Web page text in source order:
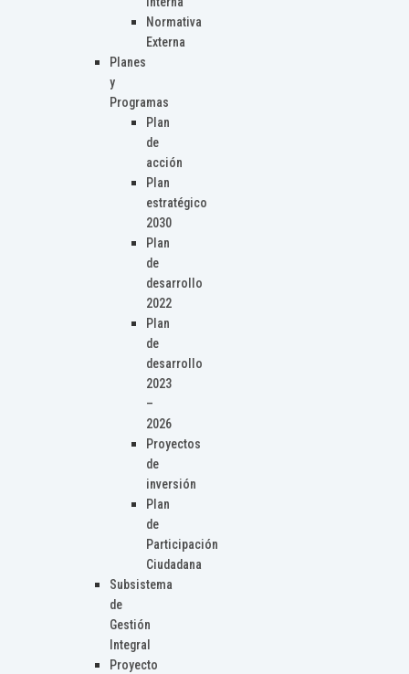
Normativa
Externa
Planes
y
Programas
Plan
de
acción
Plan
estratégico
2030
Plan
de
desarrollo
2022
Plan
de
desarrollo
2023
–
2026
Proyectos
de
inversión
Plan
de
Participación
Ciudadana
Subsistema
de
Gestión
Integral
Proyecto